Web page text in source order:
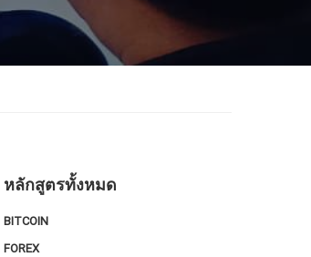
หลักสูตรทั้งหมด
BITCOIN
FOREX